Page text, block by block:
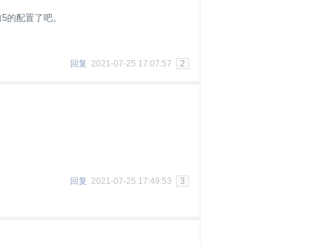
配置了吧。
回复 2021-07-25 17:07:57 2
回复 2021-07-25 17:49:53 3